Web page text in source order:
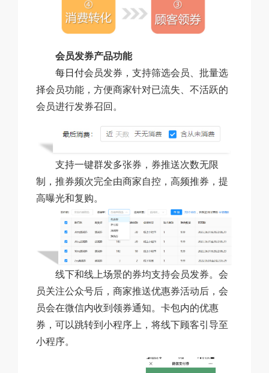
会员发券产品功能
每日付会员发券，支持筛选会员、批量选
择会员功能，方便商家针对已流失、不活跃的
会员进行发券召回。
支持一键群发多张券，券推送次数无限
制，推券频次完全由商家自控，高频推券，提
高曝光和复购。
线下和线上场景的券均支持会员发券。会
员关注公众号后，商家推送优惠券活动后，会
员会在微信内收到领券通知。卡包内的优惠
券，可以跳转到小程序上，将线下顾客引导至
小程序。